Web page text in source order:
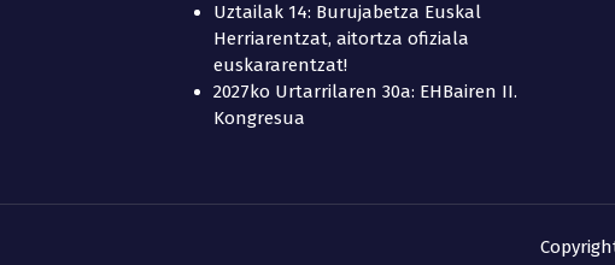
Uztailak 14: Burujabetza Euskal
Herriarentzat, aitortza ofiziala
euskararentzat!
2027ko Urtarrilaren 30a: EHBairen II.
Kongresua